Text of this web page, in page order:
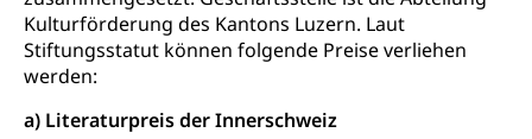
Kulturförderung des Kantons Luzern. Laut
Stiftungsstatut können folgende Preise verliehen
werden:
a) Literaturpreis der Innerschweiz
Beratung & Unterstützung
Fachstelle Berufsbildung
BIZ Beratungs- und Informationszentrum
Fachklasse Grafik (fachklassegrafik.ch)
Fach- & Wirtschafts-Mittelschulzentrum FMZ
Schulpflicht, Schulobligatorium, Primarschule,
Sekundarschule, Schulferien, Tagesschule,
Schulergänzende Betreuung, Logopädie,
Psychomotorik, Schulpsychologie, Schulsozialarbeit,
Heilpädagogik und Sonderschulen